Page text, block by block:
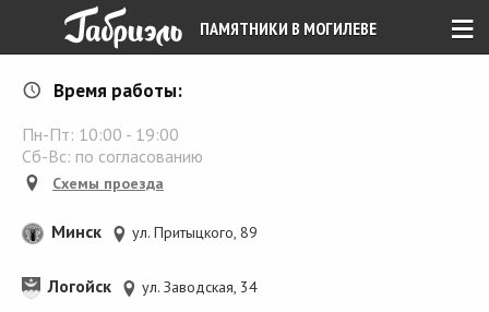
≡
ПАМЯТНИКИ В МОГИЛЕВЕ
Время работы:
Пн-Пт: 10:00 - 19:00
Сб-Вс: по согласованию
Схемы проезда
Минск ул. Притыцкого, 89
Логойск ул. Заводская, 34